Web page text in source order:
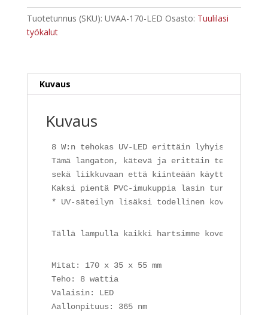
LED
määrä
Tuotetunnus (SKU): UVAA-170-LED Osasto: Tuulilasi
työkalut
Kuvaus
Kuvaus
8 W:n tehokas UV-LED erittäin lyhyisiin
Tämä langaton, kätevä ja erittäin tehokas
sekä liikkuvaan että kiinteään käyttöön.
Kaksi pientä PVC-imukuppia lasin
* UV-säteilyn lisäksi todellinen
Tällä lampulla kaikki hartsimme kovettuvat
Mitat: 170 x 35 x 55 mm
Teho: 8 wattia
Valaisin: LED
Aallonpituus: 365 nm